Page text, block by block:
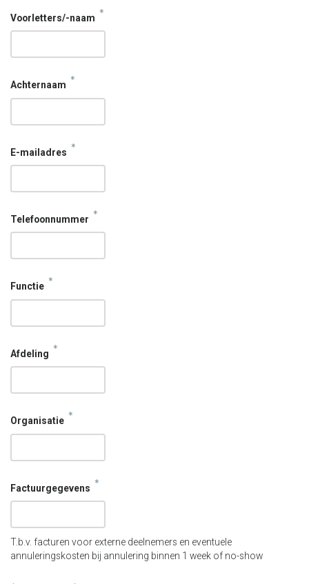
Voorletters/-naam
*
Achternaam
*
E-mailadres
*
Telefoonnummer
*
Functie
*
Afdeling
*
Organisatie
*
Factuurgegevens
*
T.b.v. facturen voor externe deelnemers en eventuele
annuleringskosten bij annulering binnen 1 week of no-show